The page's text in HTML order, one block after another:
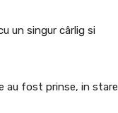
un singur cârlig si
au fost prinse, in stare